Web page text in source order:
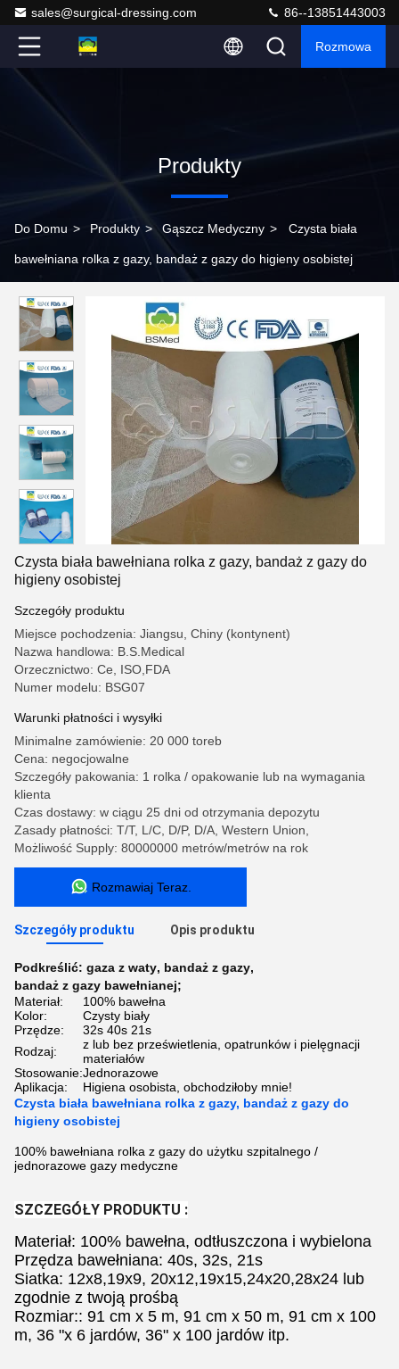
sales@surgical-dressing.com 86--13851443003
Rozmowa
Produkty
Do Domu > Produkty > Gąszcz Medyczny > Czysta biała
bawełniana rolka z gazy, bandaż z gazy do higieny osobistej
Czysta biała bawełniana rolka z gazy, bandaż z gazy do
higieny osobistej
Szczegóły produktu
Miejsce pochodzenia: Jiangsu, Chiny (kontynent)
Nazwa handlowa: B.S.Medical
Orzecznictwo: Ce, ISO,FDA
Numer modelu: BSG07
Warunki płatności i wysyłki
Minimalne zamówienie: 20 000 toreb
Cena: negocjowalne
Szczegóły pakowania: 1 rolka / opakowanie lub na wymagania
klienta
Czas dostawy: w ciągu 25 dni od otrzymania depozytu
Zasady płatności: T/T, L/C, D/P, D/A, Western Union,
Możliwość Supply: 80000000 metrów/metrów na rok
Rozmawiaj Teraz.
Szczegóły produktu Opis produktu
Podkreślić: gaza z waty, bandaż z gazy,
bandaż z gazy bawełnianej;
Materiał:
100% bawełna
Kolor:
Czysty biały
Przędze:
32s 40s 21s
Rodzaj:
z lub bez prześwietlenia, opatrunków i pielęgnacji
materiałów
Stosowanie:Jednorazowe
Aplikacja:
Higiena osobista, obchodziłoby mnie!
Czysta biała bawełniana rolka z gazy, bandaż z gazy do
higieny osobistej
100% bawełniana rolka z gazy do użytku szpitalnego /
jednorazowe gazy medyczne
SZCZEGÓŁY PRODUKTU :
Materiał: 100% bawełna, odtłuszczona i wybielona
Przędza bawełniana: 40s, 32s, 21s
Siatka: 12x8,19x9, 20x12,19x15,24x20,28x24 lub
zgodnie z twoją prośbą
Rozmiar:: 91 cm x 5 m, 91 cm x 50 m, 91 cm x 100
m, 36 "x 6 jardów, 36" x 100 jardów itp.